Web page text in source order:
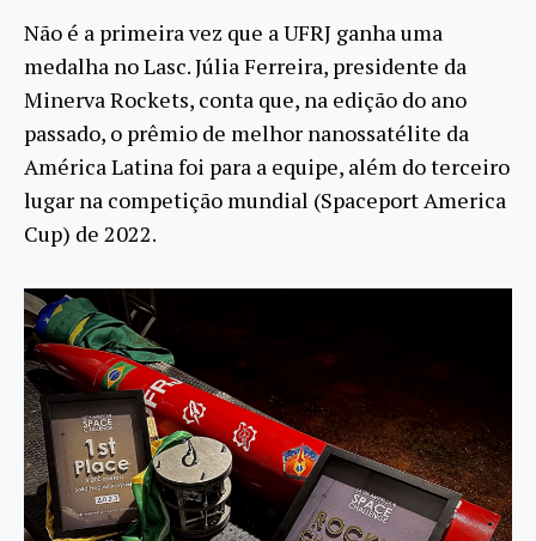
Não é a primeira vez que a UFRJ ganha uma
medalha no Lasc. Júlia Ferreira, presidente da
Minerva Rockets, conta que, na edição do ano
passado, o prêmio de melhor nanossatélite da
América Latina foi para a equipe, além do terceiro
lugar na competição mundial (Spaceport America
Cup) de 2022.